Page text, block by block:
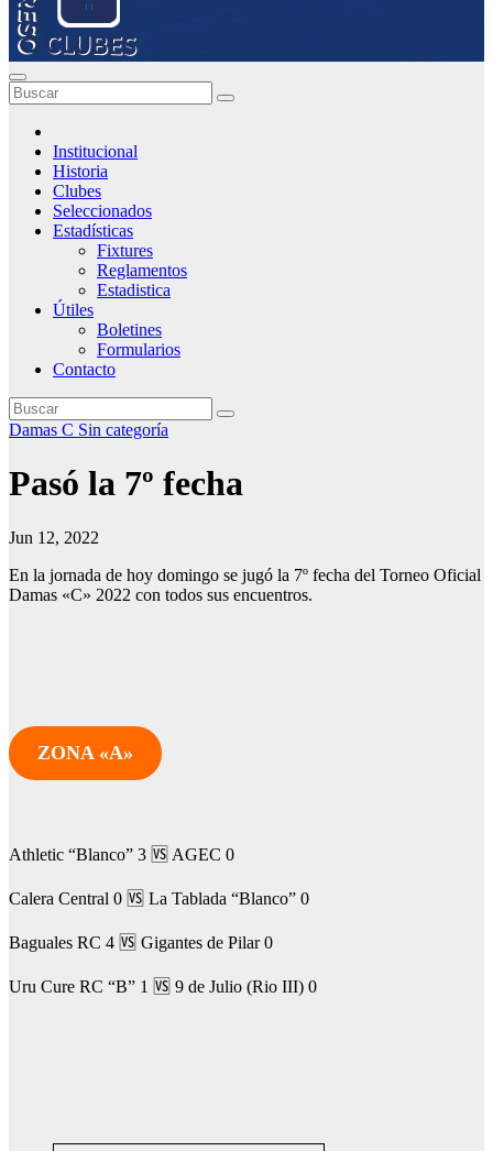
Institucional
Historia
Clubes
Seleccionados
Estadísticas
Fixtures
Reglamentos
Estadistica
Útiles
Boletines
Formularios
Contacto
Damas C Sin categoría
Pasó la 7º fecha
Jun 12, 2022
En la jornada de hoy domingo se jugó la 7º fecha del Torneo Oficial
Damas «C» 2022 con todos sus encuentros.
ZONA «A»
Athletic “Blanco” 3 🆚 AGEC 0
Calera Central 0 🆚 La Tablada “Blanco” 0
Baguales RC 4 🆚 Gigantes de Pilar 0
Uru Cure RC “B” 1 🆚 9 de Julio (Rio III) 0